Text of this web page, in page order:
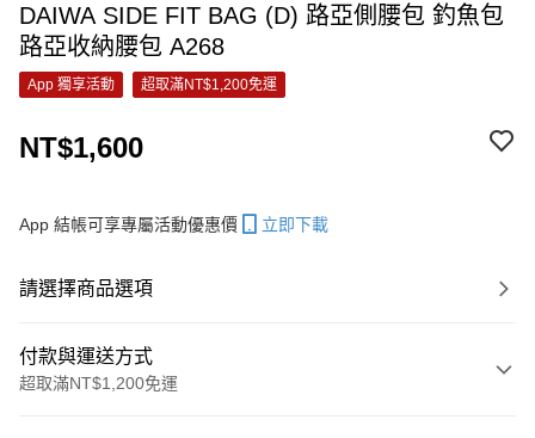
DAIWA SIDE FIT BAG (D) 路亞側腰包 釣魚包
路亞收納腰包 A268
App 獨享活動 超取滿NT$1,200免運
NT$1,600
App 結帳可享專屬活動優惠價 立即下載
請選擇商品選項
付款與運送方式
超取滿NT$1,200免運